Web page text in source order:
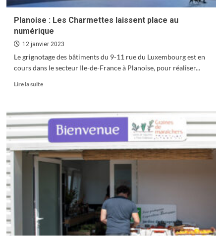
Planoise : Les Charmettes laissent place au
numérique
12 janvier 2023
Le grignotage des bâtiments du 9-11 rue du Luxembourg est en
cours dans le secteur Ile-de-France à Planoise, pour réaliser...
Lire la suiteEn
sur
Planoise
Les
Charmettes
laissent
numérique